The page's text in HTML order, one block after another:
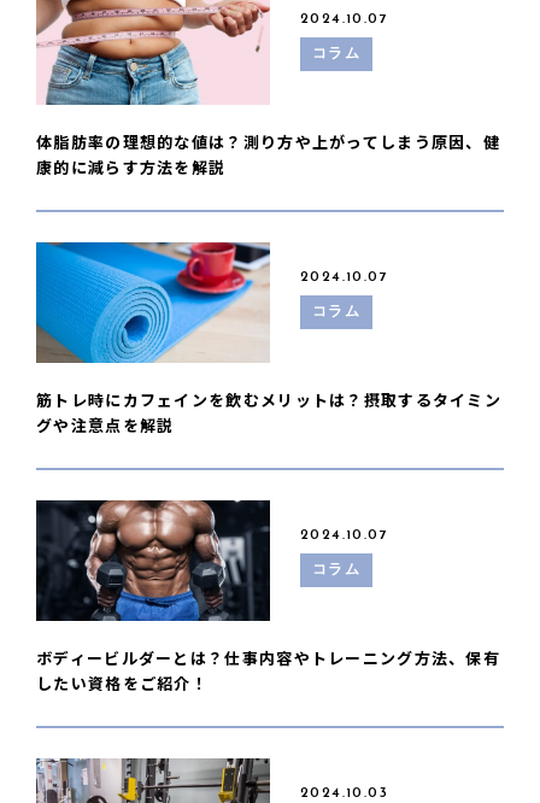
2024.10.07
コラム
体脂肪率の理想的な値は？測り方や上がってしまう原因、健
康的に減らす方法を解説
2024.10.07
コラム
筋トレ時にカフェインを飲むメリットは？摂取するタイミン
グや注意点を解説
2024.10.07
コラム
ボディービルダーとは？仕事内容やトレーニング方法、保有
したい資格をご紹介！
2024.10.03